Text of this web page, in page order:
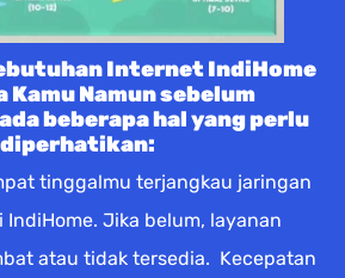
Internet IndiHome
Kamu Namun sebelum
beberapa hal yang perlu
diperhatikan:
tinggalmu terjangkau jaringan
Jika belum, layanan
atau tidak tersedia. Kecepatan